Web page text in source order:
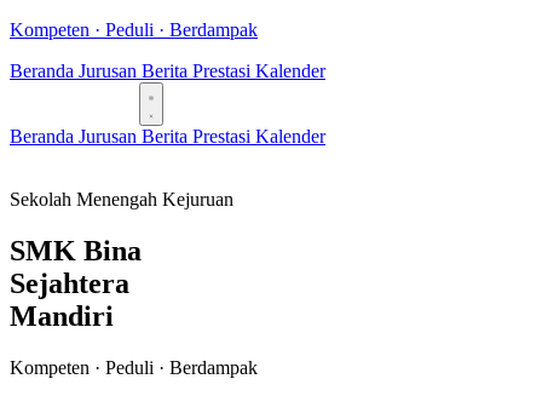
Kompeten · Peduli · Berdampak
Beranda Jurusan Berita Prestasi Kalender
Beranda Jurusan Berita Prestasi Kalender
Sekolah Menengah Kejuruan
SMK Bina
Sejahtera
Mandiri
Kompeten · Peduli · Berdampak